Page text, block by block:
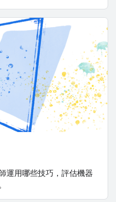
運用哪些技巧，評估機器